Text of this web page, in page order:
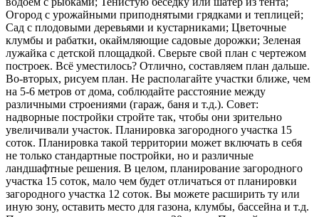
Огород с урожайными приподнятыми грядками и теплицей;
Сад с плодовыми деревьями и кустарниками; Цветочные
клумбы и рабатки, окаймляющие садовые дорожки; Зеленая
лужайка с детской площадкой. Сверьте свой план с чертежом
построек. Всё уместилось? Отлично, составляем план дальше.
Во-вторых, рисуем план. Не располагайте участки ближе, чем
на 5-6 метров от дома, соблюдайте расстояние между
различными строениями (гараж, баня и т.д.). Совет:
надворные постройки стройте так, чтобы они зрительно
увеличивали участок. Планировка загородного участка 15
соток. Планировка такой территории может включать в себя
не только стандартные постройки, но и различные
ландшафтные решения. В целом, планирование загородного
участка 15 соток, мало чем будет отличаться от планировки
загородного участка 12 соток. Вы можете расширить ту или
иную зону, оставить место для газона, клумбы, бассейна и т.д.